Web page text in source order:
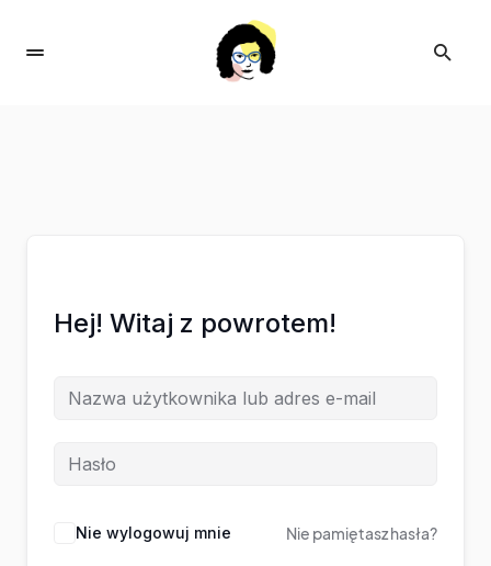
Hej! Witaj z powrotem!
Nie wylogowuj mnie Nie pamiętasz hasła?